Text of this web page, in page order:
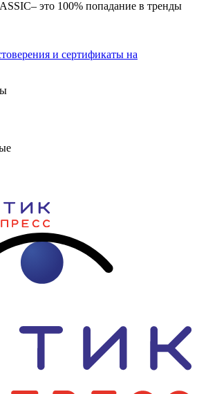
это 100% попадание в тренды
и сертификаты на